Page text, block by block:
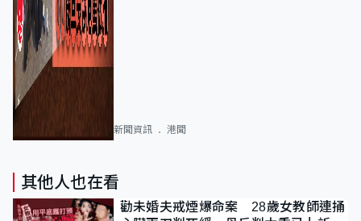
新聞資訊 港聞
其他人也在看
勸未婚夫戒煙爆命案 28歲女教師連捅